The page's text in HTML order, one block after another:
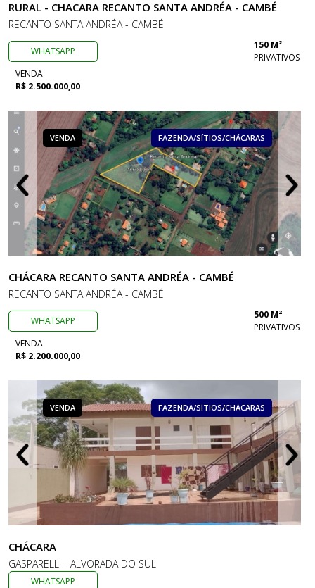
RURAL - CHACARA RECANTO SANTA ANDRÉA - CAMBÉ
RECANTO SANTA ANDRÉA - CAMBÉ
WHATSAPP
150 M²
PRIVATIVOS
VENDA
R$ 2.500.000,00
VENDA FAZENDA/SÍTIOS/CHÁCARAS
CHÁCARA RECANTO SANTA ANDRÉA - CAMBÉ
RECANTO SANTA ANDRÉA - CAMBÉ
WHATSAPP
500 M²
PRIVATIVOS
VENDA
R$ 2.200.000,00
VENDA FAZENDA/SÍTIOS/CHÁCARAS
CHÁCARA
GASPARELLI - ALVORADA DO SUL
WHATSAPP